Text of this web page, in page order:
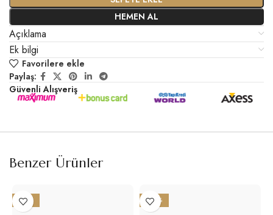
HEMEN AL
Açıklama
Ek bilgi
Favorilere ekle
Paylaş:
Güvenli Alışveriş
Benzer Ürünler
-21% -22%